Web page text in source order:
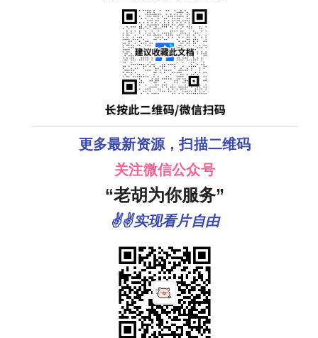
更多最新资源，扫描二维码
关注微信公众号
“老胡为你服务”
✌✌实现看片自由